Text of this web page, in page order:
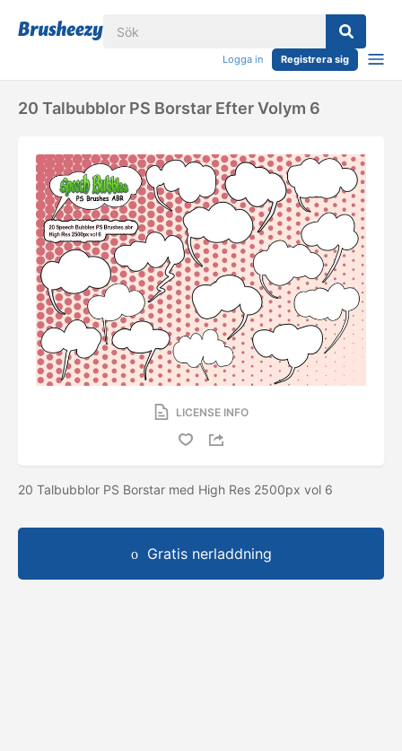
Logga in Registrera sig
20 Talbubblor PS Borstar Efter Volym 6
LICENSE INFO
20 Talbubblor PS Borstar med High Res 2500px vol 6
Gratis nerladdning